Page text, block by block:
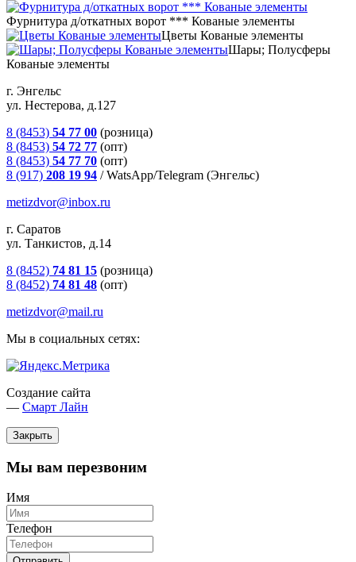
Фурнитура д/откатных ворот *** Кованые элементы
Цветы Кованые элементы
Шары; Полусферы
Кованые элементы
г. Энгельс
ул. Нестерова, д.127
8 (8453) 54 77 00 (розница)
8 (8453) 54 72 77 (опт)
8 (8453) 54 77 70 (опт)
8 (917) 208 19 94 /WatsApp/Telegram (Энгельс)
metizdvor@inbox.ru
г. Саратов
ул. Танкистов, д.14
8 (8452) 74 81 15 (розница)
8 (8452) 74 81 48 (опт)
metizdvor@mail.ru
Мы в социальных сетях:
Создание сайта
— Смарт Лайн
Закрыть
Мы вам перезвоним
Имя
Телефон